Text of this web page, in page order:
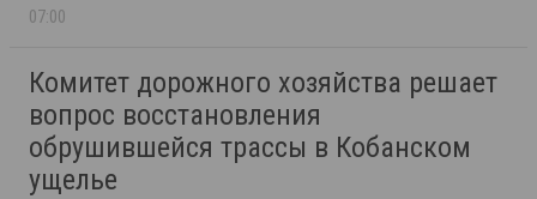
07:00
Комитет дорожного хозяйства решает
вопрос восстановления
обрушившейся трассы в Кобанском
ущелье